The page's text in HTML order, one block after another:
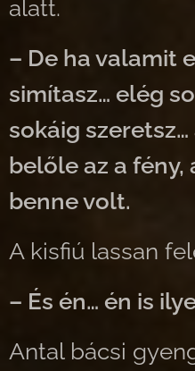
alatt.
– De ha valamit
simítasz… elég
sokáig szeretsz…
belőle az a fény,
benne volt.
A kisfiú lassan
– És én… én is
Antal bácsi